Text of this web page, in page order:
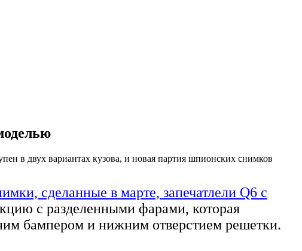
в двух вариантах кузова, и новая партия шпионских снимков
сделанные в марте, запечатлели Q6 с
с разделенными фарами, которая
бампером и нижним отверстием решетки.